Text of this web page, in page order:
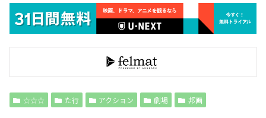
☆☆☆ た行 アクション 劇場 邦画